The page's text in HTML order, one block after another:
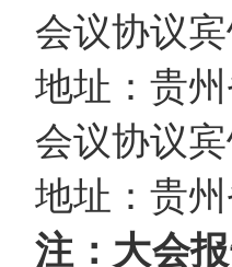
会议协议宾
地址：贵
会议协议宾
地址：贵
注： 大会